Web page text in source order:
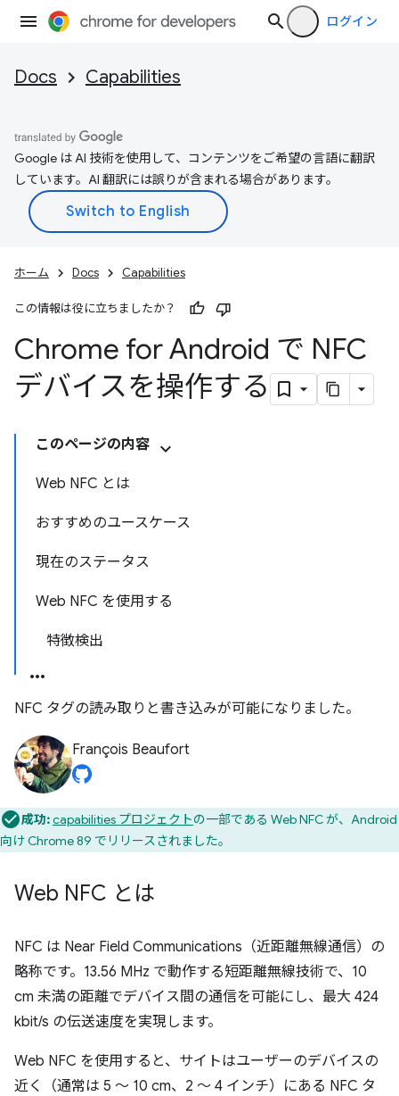
ログイン
Docs Capabilities
Google は AI 技術を使用して、コンテンツをご希望の言語に翻訳
しています。AI 翻訳には誤りが含まれる場合があります。
ホーム Docs Capabilities
この情報は役に立ちましたか？
Chrome for Android で NFC
デバイスを操作する
このページの内容
Web NFC とは
おすすめのユースケース
現在のステータス
Web NFC を使用する
特徴検出
NFC タグの読み取りと書き込みが可能になりました。
François Beaufort
成功:capabilities プロジェクトの一部である Web NFC が、Android
向け Chrome 89 でリリースされました。
Web NFC とは
NFC は Near Field Communications（近距離無線通信）の
略称です。13.56 MHz で動作する短距離無線技術で、10
cm 未満の距離でデバイス間の通信を可能にし、最大 424
kbit/s の伝送速度を実現します。
Web NFC を使用すると、サイトはユーザーのデバイスの
近く（通常は 5 ～ 10 cm、2 ～ 4 インチ）にある NFC タ